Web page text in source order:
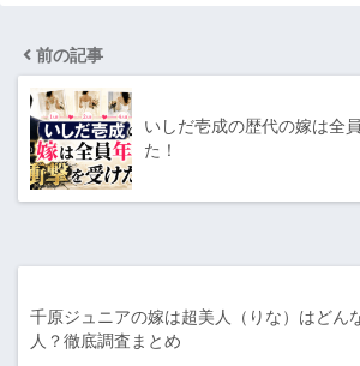
前の記事
いしだ壱成の歴代の嫁は全
た！
千原ジュニアの嫁は超美人（りな）はどん
人？徹底調査まとめ